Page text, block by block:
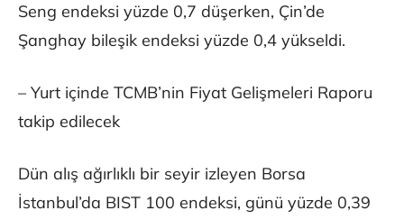
Seng endeksi yüzde 0,7 düşerken, Çin’de
Şanghay bileşik endeksi yüzde 0,4 yükseldi.
– Yurt içinde TCMB’nin Fiyat Gelişmeleri Raporu
takip edilecek
Dün alış ağırlıklı bir seyir izleyen Borsa
İstanbul’da BIST 100 endeksi, günü yüzde 0,39